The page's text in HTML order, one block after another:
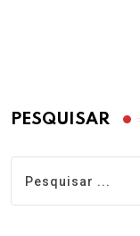
PESQUISAR